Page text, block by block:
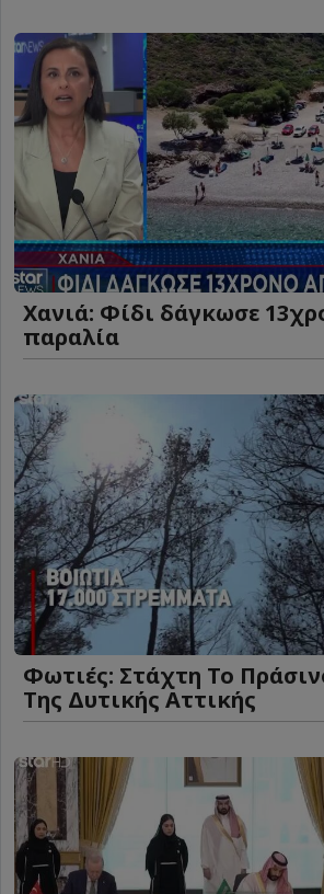
Χανιά: Φίδι δάγκωσε
παραλία
Φωτιές: Στάχτη Το
Της Δυτικής Αττικής